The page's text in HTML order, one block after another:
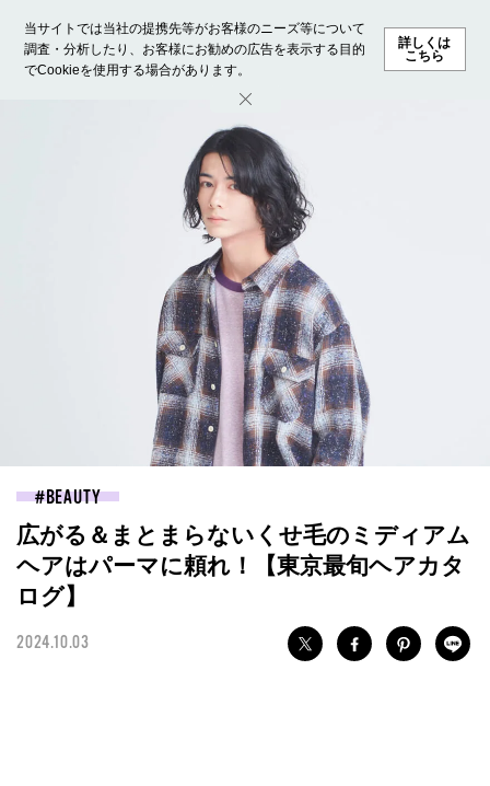
当サイトでは当社の提携先等がお客様のニーズ等について
調査・分析したり、お客様にお勧めの広告を表示する目的
でCookieを使用する場合があります。
詳しくは
こちら
ホーム モデル募集 ランキング ファッション ビューテ
BEAUTY
広がる＆まとまらないくせ毛のミディアム
ヘアはパーマに頼れ！【東京最旬ヘアカタ
ログ】
2024.10.03